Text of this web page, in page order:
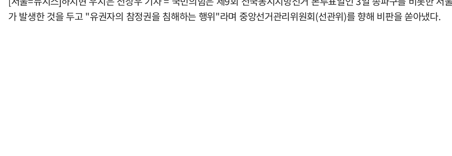
가 발생한 것을 두고 "유권자의 참정권을 침해하는 행위"라며 중앙선거관리위원회(선관위)를 향해 비판을 쏟아냈다.